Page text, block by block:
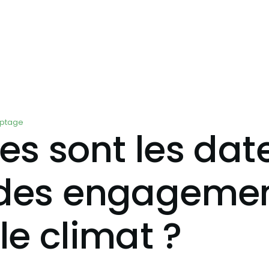
sont les
climat ?